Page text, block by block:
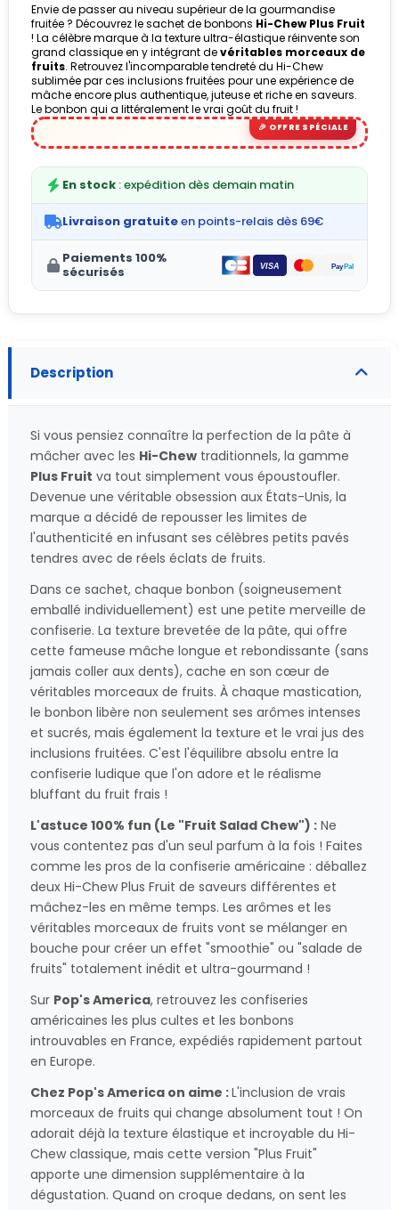
Envie de passer au niveau supérieur de la gourmandise
fruitée ? Découvrez le sachet de bonbons Hi-Chew Plus Fruit
! La célèbre marque à la texture ultra-élastique réinvente son
grand classique en y intégrant devéritables morceaux de
fruits. Retrouvez l'incomparable tendreté du Hi-Chew
sublimée par ces inclusions fruitées pour une expérience de
mâche encore plus authentique, juteuse et riche en saveurs.
Le bonbon qui a littéralement le vrai goût du fruit !
En stock : expédition dès demain matin
Livraison gratuiteen points-relais dès 69€
Paiements 100%
sécurisés
Description
Si vous pensiez connaître la perfection de la pâte à
mâcher avec les Hi-Chew traditionnels, la gamme
Plus Fruit va tout simplement vous époustoufler.
Devenue une véritable obsession aux États-Unis, la
marque a décidé de repousser les limites de
l'authenticité en infusant ses célèbres petits pavés
tendres avec de réels éclats de fruits.
Dans ce sachet, chaque bonbon (soigneusement
emballé individuellement) est une petite merveille de
confiserie. La texture brevetée de la pâte, qui offre
cette fameuse mâche longue et rebondissante (sans
jamais coller aux dents), cache en son cœur de
véritables morceaux de fruits. À chaque mastication,
le bonbon libère non seulement ses arômes intenses
et sucrés, mais également la texture et le vrai jus des
inclusions fruitées. C'est l'équilibre absolu entre la
confiserie ludique que l'on adore et le réalisme
bluffant du fruit frais !
L'astuce 100% fun (Le "Fruit Salad Chew") : Ne
vous contentez pas d'un seul parfum à la fois ! Faites
comme les pros de la confiserie américaine : déballez
deux Hi-Chew Plus Fruit de saveurs différentes et
mâchez-les en même temps. Les arômes et les
véritables morceaux de fruits vont se mélanger en
bouche pour créer un effet "smoothie" ou "salade de
fruits" totalement inédit et ultra-gourmand !
Sur Pop's America, retrouvez les confiseries
américaines les plus cultes et les bonbons
introuvables en France, expédiés rapidement partout
en Europe.
Chez Pop's America on aime :L'inclusion de vrais
morceaux de fruits qui change absolument tout ! On
adorait déjà la texture élastique et incroyable du Hi-
Chew classique, mais cette version "Plus Fruit"
apporte une dimension supplémentaire à la
dégustation. Quand on croque dedans, on sent les